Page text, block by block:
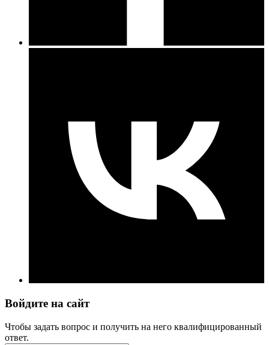
Войдите на сайт
Чтобы задать вопрос и получить на него квалифицированный
ответ.